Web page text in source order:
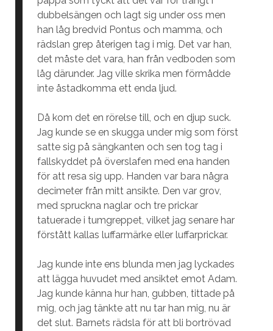
dubbelsängen och lagt sig under oss men
han låg bredvid Pontus och mamma, och
rädslan grep återigen tag i mig. Det var han,
det måste det vara, han från vedboden som
låg därunder. Jag ville skrika men förmådde
inte åstadkomma ett enda ljud.
Då kom det en rörelse till, och en djup suck.
Jag kunde se en skugga under mig som först
satte sig på sängkanten och sen tog tag i
fallskyddet på överslafen med ena handen
för att resa sig upp. Handen var bara några
decimeter från mitt ansikte. Den var grov,
med spruckna naglar och tre prickar
tatuerade i tumgreppet, vilket jag senare har
förstått kallas luffarmärke eller luffarprickar.
Jag kunde inte ens blunda men jag lyckades
att lägga huvudet med ansiktet emot Adam.
Jag kunde känna hur han, gubben, tittade på
mig, och jag tänkte att nu tar han mig, nu är
det slut. Barnets rädsla för att bli bortrövad